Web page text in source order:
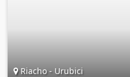
Riacho - Urubici